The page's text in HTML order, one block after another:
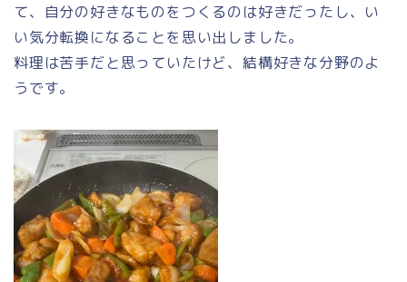
て、自分の好きなものをつくるのは好きだったし、い
い気分転換になることを思い出しました。
料理は苦手だと思っていたけど、結構好きな分野のよ
うです。